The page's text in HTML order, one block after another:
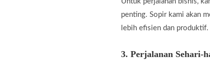
penting. Sopir kami akan
lebih efisien dan produktif.
3. Perjalanan Sehari-